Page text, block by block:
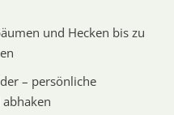
und Hecken bis zu
– persönliche